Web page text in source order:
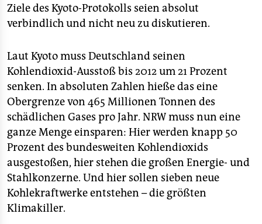
abo
epaper login
Ziele des Kyoto-Protokolls seien absolut
verbindlich und nicht neu zu diskutieren.
Laut Kyoto muss Deutschland seinen
Kohlendioxid-Ausstoß bis 2012 um 21 Prozent
senken. In absoluten Zahlen hieße das eine
Obergrenze von 465 Millionen Tonnen des
schädlichen Gases pro Jahr. NRW muss nun eine
ganze Menge einsparen: Hier werden knapp 50
Prozent des bundesweiten Kohlendioxids
ausgestoßen, hier stehen die großen Energie- und
Stahlkonzerne. Und hier sollen sieben neue
Kohlekraftwerke entstehen – die größten
Klimakiller.